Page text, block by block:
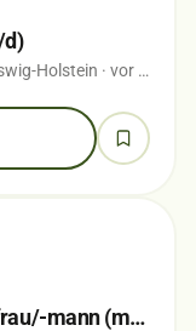
d)
Holstein · vor 1 Wochen
Ausbildung RESTAURANT-Fachfrau/-mann (m/w/d)